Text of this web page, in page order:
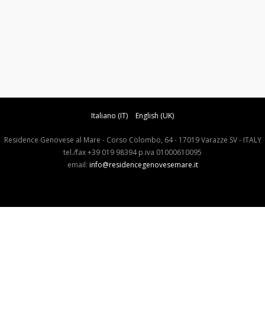
Italiano (IT) English (UK)
Residence Genovese al Mare - Corso Colombo, 64 - 17019 Varazze SV - ITALY
tel./fax +39 019 98394 p.iva 01000610095
email: info@residencegenovesemare.it